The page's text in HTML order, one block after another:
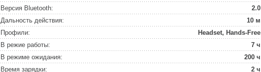
Версия Bluetooth:
2.0
Дальность действия:
10 м
Профили:
Headset, Hands-Free
В режие работы:
7 ч
В режиме ожидания:
200 ч
Время зарядки:
2 ч